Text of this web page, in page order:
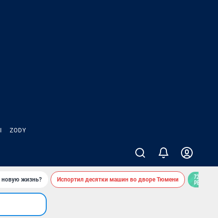
ZODY
новую жизнь? Испортил десятки машин во дворе Тюмени